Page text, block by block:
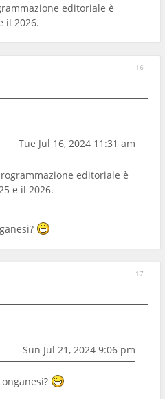
editoriale è
il 2026.
16
Tue Jul 16, 2024 11:31 am
editoriale è
e il 2026.
17
Sun Jul 21, 2024 9:06 pm